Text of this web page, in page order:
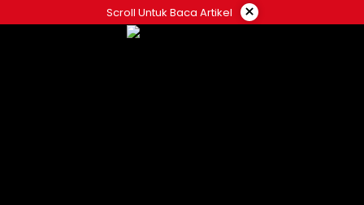
ke
Scroll Untuk Baca Artikel ×